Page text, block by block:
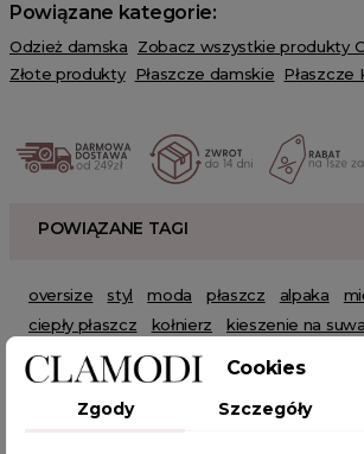
Powiązane kategorie:
Odzież damska Zobacz wszystkie produkty
Złote produkty Płaszcze damskie Płaszcze
POWIĄZANE TAGI
oversize styl moda płaszcz alpaka
ciepły płaszcz
kołnierz kieszenie na
ozdobne napy
codzienne stylizacje
ciepła odzież
fashion
płaszcz wiosenny
płaszcz oversize
Cookies
Zgody Szczegóły